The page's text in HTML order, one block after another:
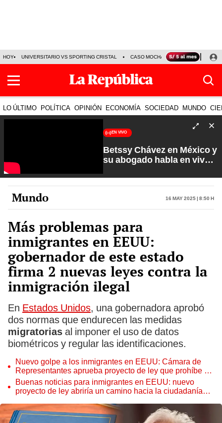
HOY UNIVERSITARIO VS SPORTING CRISTAL CASO MOCHASUELDOS
LO ÚLTIMO POLÍTICA OPINIÓN ECONOMÍA SOCIEDAD MUNDO
EN VIVO
Betssy Chávez en México y
su abogado habla en vivo |
Carlos Cornejo
Mundo 16 May 2025 | 8:50 h
Más problemas para
inmigrantes en EEUU:
gobernador de este estado
firma 2 nuevas leyes contra la
inmigración ilegal
En Estados Unidos, una gobernadora aprobó
dos normas que endurecen las medidas
migratorias al imponer el uso de datos
biométricos y regular las identificaciones.
Nuevo golpe a los inmigrantes en EEUU: Cámara de
Representantes aprueba proyecto de ley que prohíbe a
extranjeros tener terrenos en este estado
Buenas noticias para inmigrantes en EEUU: nuevo
proyecto de ley abriría un camino hacia la ciudadanía